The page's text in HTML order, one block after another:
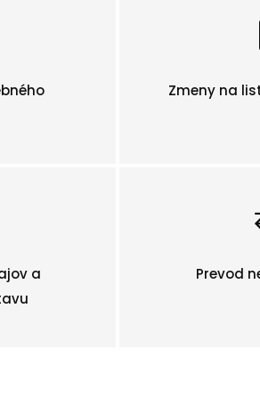
Zmeny na
a
Prevod